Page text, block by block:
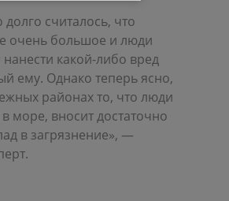
долго считалось, что
очень большое и люди
какой-либо вред
ему. Однако теперь ясно,
районах то, что люди
море, вносит достаточно
в загрязнение», —